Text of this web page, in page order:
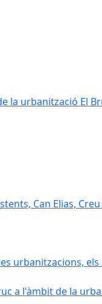
la urbanització El
Can Elias, Creu
urbanitzacions, els
a l'àmbit de la